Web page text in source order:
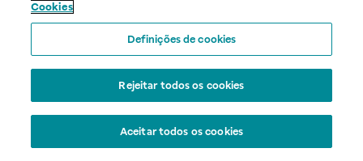
Cookies
Definições de cookies
Rejeitar todos os cookies
Aceitar todos os cookies